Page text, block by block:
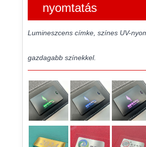
nyomtatás
Lumineszcens címke, színes UV-
gazdagabb színekkel.